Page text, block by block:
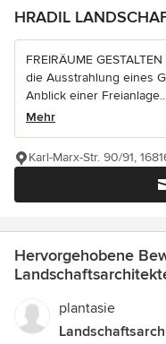
HRADIL
FREIRÄUME
die Ausstrahlung eines
Anblick einer
Mehr
Karl-Marx-Str. 90/91,
Hervorgehobene
plantasie